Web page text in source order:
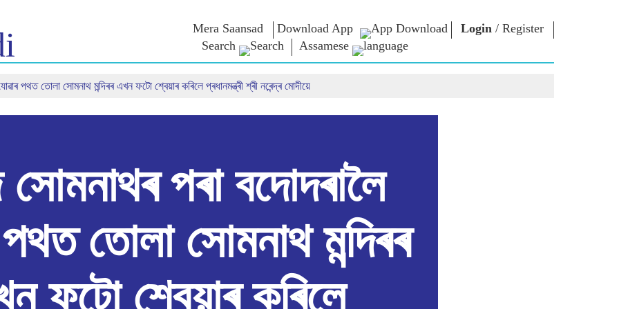
Mera Saansad Download App Login / Register
Search
Assamese
শাসন শ্ৰেণীসমূহ এন এম চিন্তাধাৰা
ব্লগ
Photo Booth
পথত তোলা সোমনাথ মন্দিৰৰ এখন ফটো শ্বেয়াৰ কৰিলে প্ৰধানমন্ত্ৰী শ্ৰী নৰেন্দ্ৰ মোদীয়ে
পৰা বদোদৰালৈ
তোলা সোমনাথ মন্দিৰৰ
ফটো শ্বেয়াৰ কৰিলে